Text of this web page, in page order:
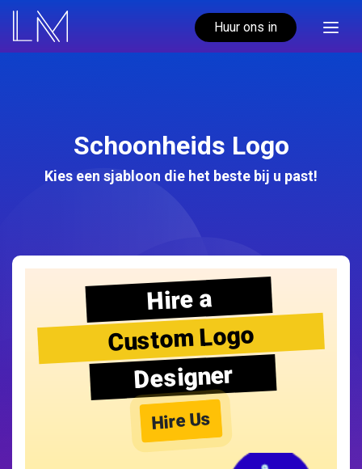
Huur ons in
Schoonheids Logo
Kies een sjabloon die het beste bij u past!
Hire a
Custom Logo
Designer
Hire Us